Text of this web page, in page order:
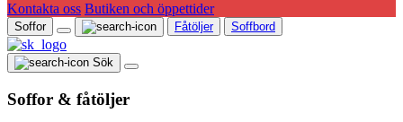
Kontakta oss Butiken och öppettider
Soffor Fåtöljer Soffbord
Sök
Soffor & fåtöljer